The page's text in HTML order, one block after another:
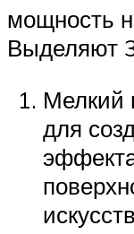
мощность
Выделяют
Мелкий
для